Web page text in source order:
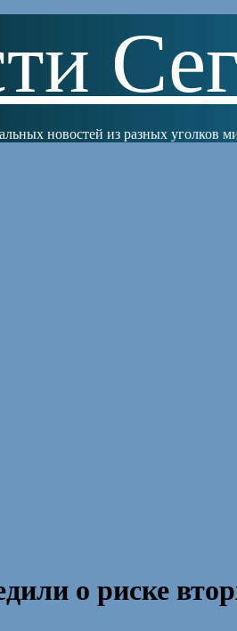
новостей из разных уголков
о риске